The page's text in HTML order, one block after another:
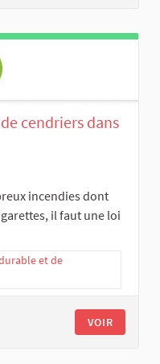
cendriers dans
incendies dont
il faut une loi
et de
VOIR